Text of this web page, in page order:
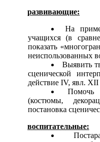
развивающие:
На
учащихся (в
показать
неиспользованных
Выявить
сценической
действие IV, явл.
Помочь
(костюмы,
постановка
воспитательные: